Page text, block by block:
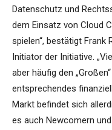
Datenschutz und
dem Einsatz von Cloud
spielen“, bestätigt Frank
Initiator der Initiative.
aber häufig den
entsprechendes
Markt befindet sich
es auch Newcomern